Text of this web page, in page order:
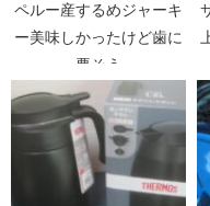
ペルー産するめジャーキ
ー美味しかったけど歯に
悪そう